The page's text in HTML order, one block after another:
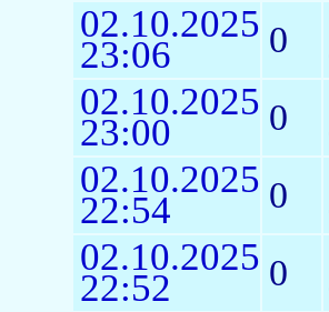
02.10.2025
23:06 0
02.10.2025
23:00 0
02.10.2025
22:54 0
02.10.2025
22:52 0